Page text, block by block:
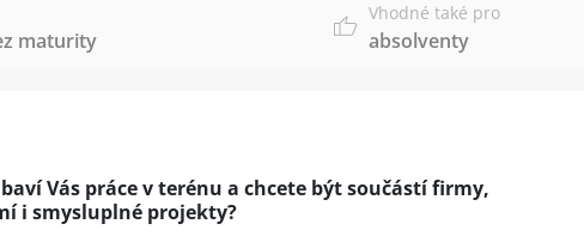
maturity
Vhodné také pro
absolventy
Vás práce v terénu a chcete být součástí firmy,
i smysluplné projekty?